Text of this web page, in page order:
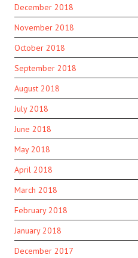
December 2018
November 2018
October 2018
September 2018
August 2018
July 2018
June 2018
May 2018
April 2018
March 2018
February 2018
January 2018
December 2017